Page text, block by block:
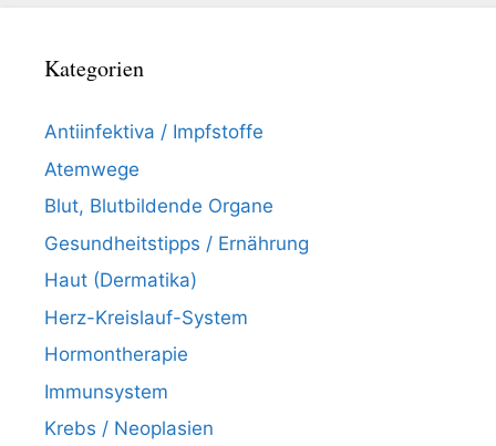
Kategorien
Antiinfektiva / Impfstoffe
Atemwege
Blut, Blutbildende Organe
Gesundheitstipps / Ernährung
Haut (Dermatika)
Herz-Kreislauf-System
Hormontherapie
Immunsystem
Krebs / Neoplasien